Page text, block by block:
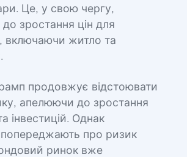
Це, у свою чергу,
зростання цін для
включаючи житло та
продовжує відстоювати
апелюючи до зростання
інвестицій. Однак
попереджають про ризик
ринок вже